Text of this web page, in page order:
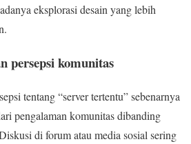
eksplorasi desain yang lebih
persepsi komunitas
tentang “server tertentu” sebenarnya
pengalaman komunitas dibanding
di forum atau media sosial sering